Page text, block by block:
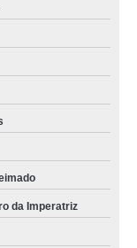
da Imperatriz